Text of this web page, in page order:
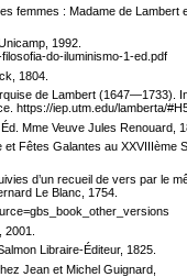
femmes : Madame de Lambert
1992.
do-iluminismo-1-ed.pdf
1804.
de Lambert (1647—1733).
https://iep.utm.edu/lamberta/
Mme Veuve Jules Renouard,
Fêtes Galantes au XXVIIIème
d’un recueil de vers par le
Le Blanc, 1754.
Libraire-Éditeur, 1825.
Jean et Michel Guignard,